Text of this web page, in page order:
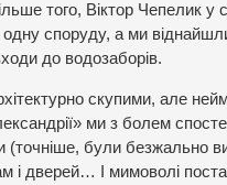
того, Віктор Чепелик у
споруду, а ми
до водозаборів.
скупими, але
ми з болем
були безжально
і дверей… І мимоволі